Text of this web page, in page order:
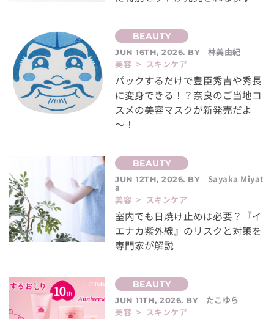
JUN 16TH, 2026. BY
林美由紀
美容 > スキンケア
パックするだけで豊臣秀吉や秀長
に変身できる！？奈良のご当地コ
スメの美容マスクが新発売だよ
～！
JUN 12TH, 2026. BY Sayaka Miyat
a
美容 > スキンケア
室内でも日焼け止めは必要？『イ
エナカ紫外線』のリスクと対策を
専門家が解説
JUN 11TH, 2026. BY
たこゆら
美容 > スキンケア